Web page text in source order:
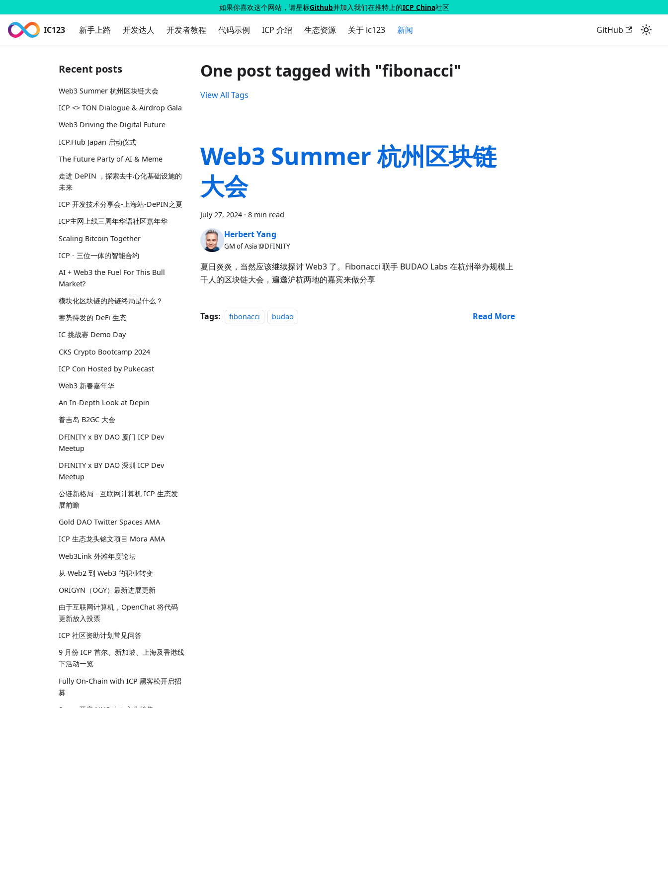
如果你喜欢这个网站，请星标Github并加入我们在推特上的ICP China社区
IC123 新手上路 开发达人 开发者教程 代码示例 ICP 介绍 生态资源 关于 ic123 新闻 GitHub
Recent posts
Web3 Summer 杭州区块链大会
ICP <> TON Dialogue & Airdrop Gala
Web3 Driving the Digital Future
ICP.Hub Japan 启动仪式
The Future Party of AI & Meme
走进 DePIN ，探索去中心化基础设施的
未来
ICP 开发技术分享会-上海站-DePIN之夏
ICP主网上线三周年华语社区嘉年华
Scaling Bitcoin Together
ICP - 三位一体的智能合约
AI + Web3 the Fuel For This Bull
Market?
模块化区块链的跨链终局是什么？
蓄势待发的 DeFi 生态
IC 挑战赛 Demo Day
CKS Crypto Bootcamp 2024
ICP Con Hosted by Pukecast
Web3 新春嘉年华
An In-Depth Look at Depin
普吉岛 B2GC 大会
DFINITY x BY DAO 厦门 ICP Dev
Meetup
DFINITY x BY DAO 深圳 ICP Dev
Meetup
公链新格局 - 互联网计算机 ICP 生态发
展前瞻
Gold DAO Twitter Spaces AMA
ICP 生态龙头铭文项目 Mora AMA
Web3Link 外滩年度论坛
从 Web2 到 Web3 的职业转变
ORIGYN（OGY）最新进展更新
由于互联网计算机，OpenChat 将代码
更新放入投票
ICP 社区资助计划常见问答
9 月份 ICP 首尔、新加坡、上海及香港线
下活动一览
Fully On-Chain with ICP 黑客松开启招
募
Seers 开启 NNS 去中心化销售
One post tagged with "fibonacci"
View All Tags
Web3 Summer 杭州区块链
大会
July 27, 2024 · 8 min read
Herbert Yang
GM of Asia @DFINITY
夏日炎炎，当然应该继续探讨 Web3 了。Fibonacci 联手 BUDAO Labs 在杭州举办规模上
千人的区块链大会，遍邀沪杭两地的嘉宾来做分享
Tags: fibonacci budao Read More